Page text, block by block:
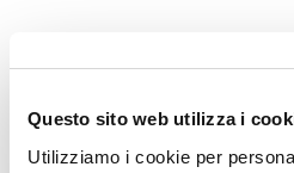
Questo sito web utilizza i
Utilizziamo i cookie per